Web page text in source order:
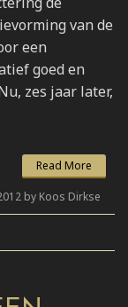
van de
een
goed en
zes jaar later,
Read More
by Koos Dirkse